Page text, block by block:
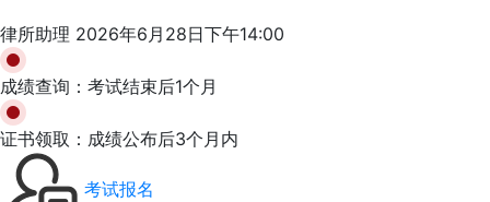
律所助理 2026年6月28日下午14:00
成绩查询： 考试结束后1个月
证书领取： 成绩公布后3个月内
考试报名